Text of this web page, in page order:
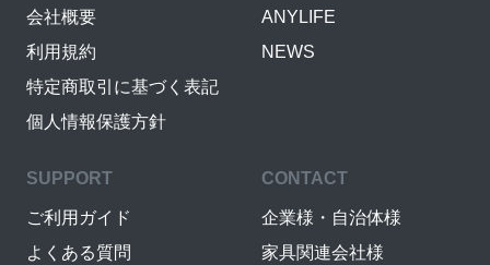
会社概要
利用規約
特定商取引に基づく表記
個人情報保護方針
ANYLIFE
NEWS
SUPPORT
ご利用ガイド
よくある質問
CONTACT
企業様・自治体様
家具関連会社様